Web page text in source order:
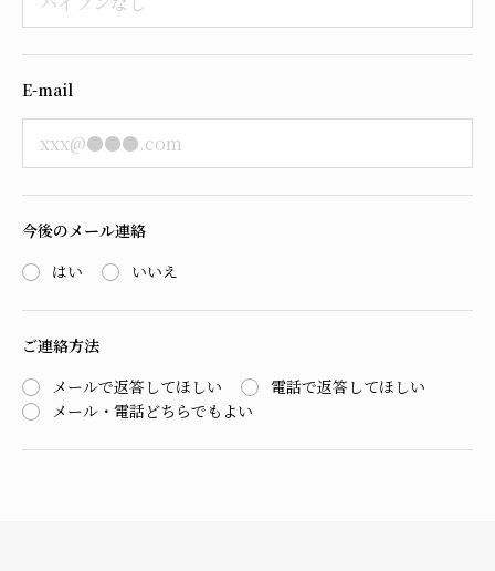
E-mail
今後のメール連絡
はい
いいえ
ご連絡方法
メールで返答してほしい
電話で返答してほしい
メール・電話どちらでもよい